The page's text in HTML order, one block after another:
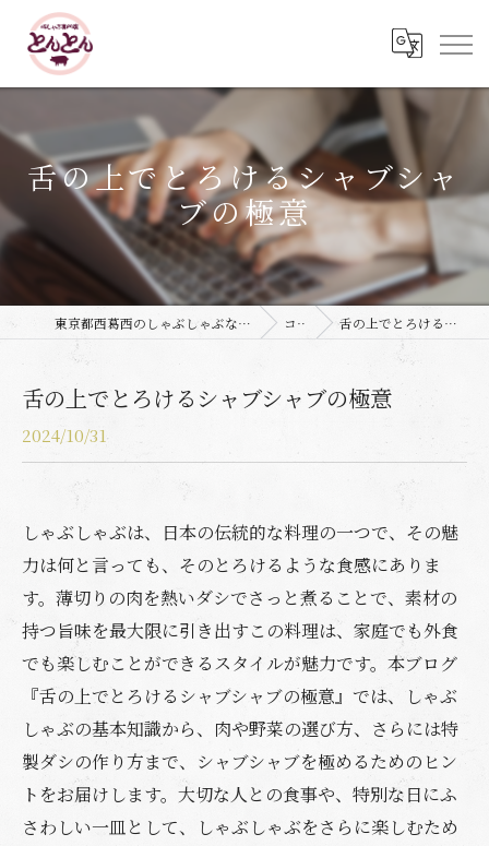
舌の上でとろけるシャブシャ
ブの極意
東京都西葛西のしゃぶしゃぶなら豚しゃぶ専門店 とんとん コラム 舌の上でとろけるシャブシャブの極意
舌の上でとろけるシャブシャブの極意
2024/10/31
しゃぶしゃぶは、日本の伝統的な料理の一つで、その魅
力は何と言っても、そのとろけるような食感にありま
す。薄切りの肉を熱いダシでさっと煮ることで、素材の
持つ旨味を最大限に引き出すこの料理は、家庭でも外食
でも楽しむことができるスタイルが魅力です。本ブログ
『舌の上でとろけるシャブシャブの極意』では、しゃぶ
しゃぶの基本知識から、肉や野菜の選び方、さらには特
製ダシの作り方まで、シャブシャブを極めるためのヒン
トをお届けします。大切な人との食事や、特別な日にふ
さわしい一皿として、しゃぶしゃぶをさらに楽しむため